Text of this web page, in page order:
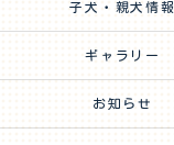
子犬・親犬情報
ギャラリー
お知らせ